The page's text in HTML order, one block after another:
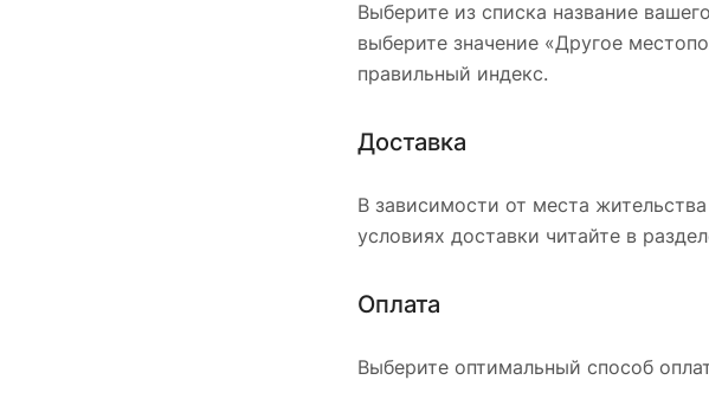
Выберите из списка название
выберите значение «Другое
правильный индекс.
Доставка
В зависимости от места
условиях доставки читайте в
Оплата
Выберите оптимальный способ